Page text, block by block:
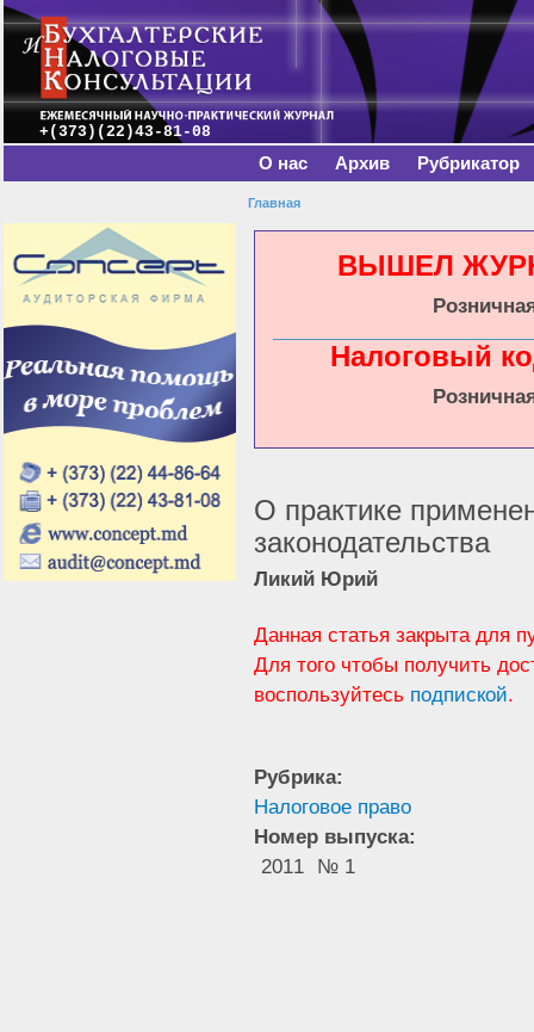
+(373)(22)43-81-08
Главное меню
О нас Архив Рубрикатор
Вы здесь
Главная
ВЫШЕЛ
Налоговый
О практике
законодательства
Ликий Юрий
Данная статья закрыта для
Для того чтобы получить
воспользуйтесь подпиской.
Рубрика:
Налоговое право
Номер выпуска:
2011 № 1